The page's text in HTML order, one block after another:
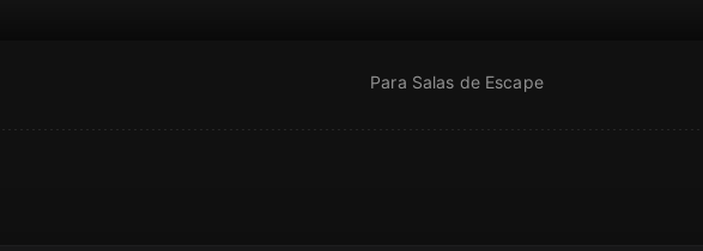
Para Salas de Escape